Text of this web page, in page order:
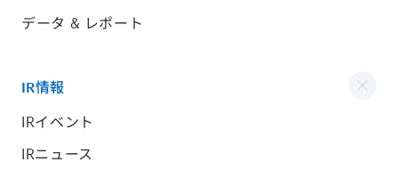
データ & レポート
IR情報
IRイベント
IRニュース